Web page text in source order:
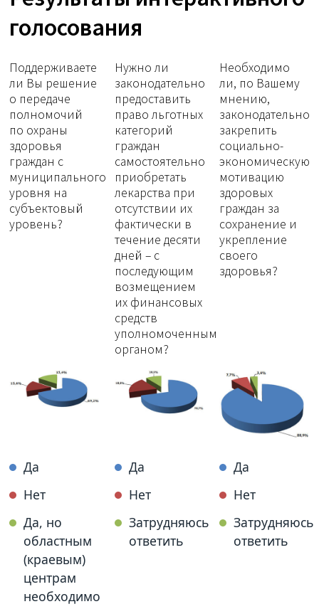
голосования
Поддерживаете
ли Вы решение
о передаче
полномочий
по охраны
здоровья
граждан с
муниципального
уровня на
субъектовый
уровень?
Нужно ли
законодательно
предоставить
право льготных
категорий
граждан
самостоятельно
приобретать
лекарства при
отсутствии их
фактически в
течение десяти
дней – с
последующим
возмещением
их финансовых
средств
уполномоченным
органом?
Необходимо
ли, по Вашему
мнению,
законодательно
закрепить
социально-
экономическую
мотивацию
здоровых
граждан за
сохранение и
укрепление
своего
здоровья?
Да
Нет
Да, но
областным
(краевым)
центрам
необходимо
Да
Нет
Затрудняюсь
ответить
Да
Нет
Затрудняюсь
ответить